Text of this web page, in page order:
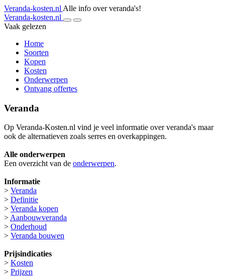
Veranda-kosten.nl Alle info over veranda's!
Veranda-kosten.nl
Vaak gelezen
Home
Soorten
Kopen
Kosten
Onderwerpen
Ontvang offertes
Veranda
Op Veranda-Kosten.nl vind je veel informatie over veranda's maar
ook de alternatieven zoals serres en overkappingen.
Alle onderwerpen
Een overzicht van de onderwerpen.
Informatie
> Veranda
> Definitie
> Veranda kopen
>Aanbouwveranda
> Onderhoud
> Veranda bouwen
Prijsindicaties
> Kosten
> Prijzen